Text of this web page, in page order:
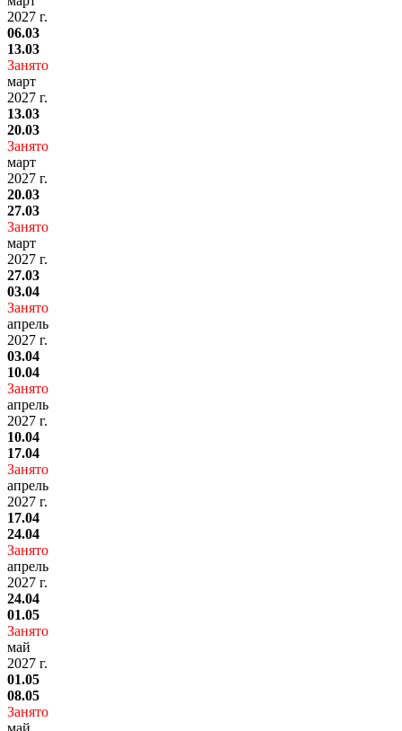
2027 г.
06.03
13.03
Занято
март
2027 г.
13.03
20.03
Занято
март
2027 г.
20.03
27.03
Занято
март
2027 г.
27.03
03.04
Занято
апрель
2027 г.
03.04
10.04
Занято
апрель
2027 г.
10.04
17.04
Занято
апрель
2027 г.
17.04
24.04
Занято
апрель
2027 г.
24.04
01.05
Занято
май
2027 г.
01.05
08.05
Занято